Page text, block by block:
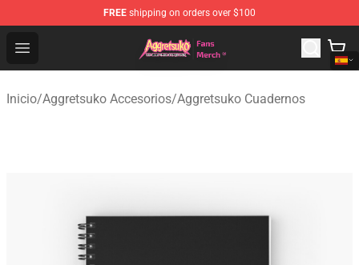
FREE shipping on orders over $100
Open menu
Aggretsuko Store - Official Aggretsuko Merchandise
Inicio/Aggretsuko Accesorios/Aggretsuko Cuadernos